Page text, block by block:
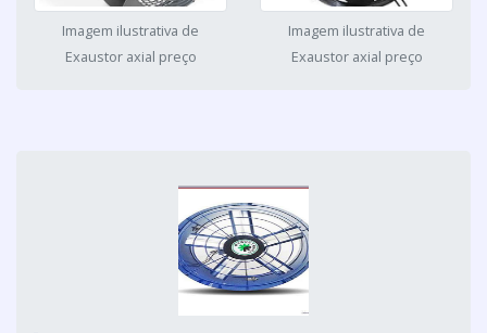
Imagem ilustrativa de
Exaustor axial preço
Imagem ilustrativa de
Exaustor axial preço